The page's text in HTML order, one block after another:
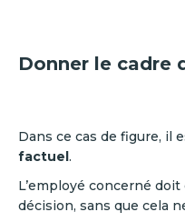
Donner le cadre
Dans ce cas de figure, il
factuel.
L’employé concerné
décision, sans que cela